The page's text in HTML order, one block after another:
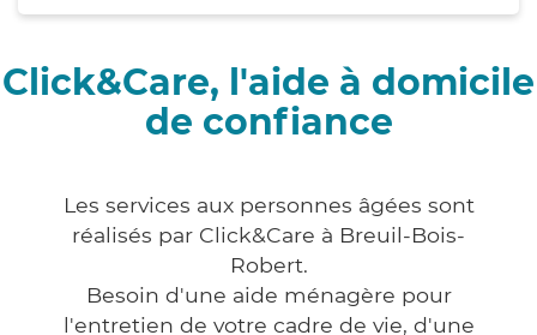
Click&Care, l'aide à domicile
de confiance
Les services aux personnes âgées sont
réalisés par Click&Care à Breuil-Bois-
Robert.
Besoin d'une aide ménagère pour
l'entretien de votre cadre de vie, d'une